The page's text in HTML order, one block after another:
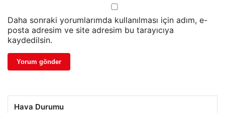
Daha sonraki yorumlarımda kullanılması için adım, e-
posta adresim ve site adresim bu tarayıcıya
kaydedilsin.
Hava Durumu